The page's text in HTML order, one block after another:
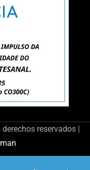
reservados |